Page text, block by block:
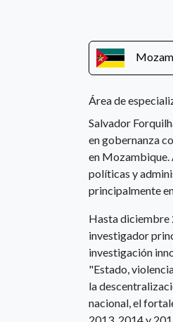
Área de
Salvador
en gobernanza
en Mozambique.
políticas y
principalmente
Hasta diciembre
investigador
investigación
"Estado,
la
nacional, el